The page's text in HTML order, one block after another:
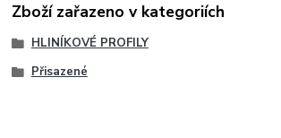
Zboží zařazeno v kategoriích
HLINÍKOVÉ PROFILY
Přisazené